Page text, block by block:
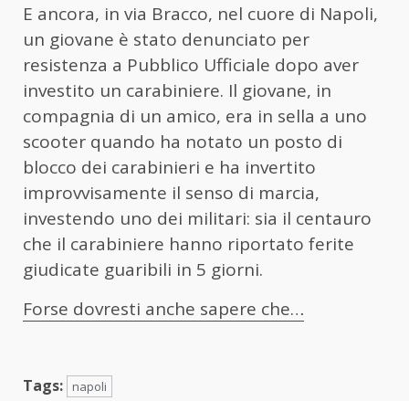
E ancora, in via Bracco, nel cuore di Napoli,
un giovane è stato denunciato per
resistenza a Pubblico Ufficiale dopo aver
investito un carabiniere. Il giovane, in
compagnia di un amico, era in sella a uno
scooter quando ha notato un posto di
blocco dei carabinieri e ha invertito
improvvisamente il senso di marcia,
investendo uno dei militari: sia il centauro
che il carabiniere hanno riportato ferite
giudicate guaribili in 5 giorni.
Forse dovresti anche sapere che…
Tags: napoli